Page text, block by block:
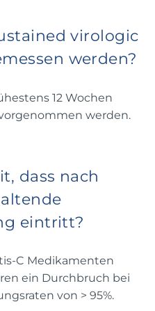
virologic
werden?
12 Wochen
werden.
dass nach
eintritt?
C Medikamenten
ein Durchbruch bei
von > 95%.